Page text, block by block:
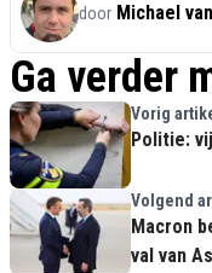
door Michael
Ga verder
Vorig
Politie:
Volgend
Macron
val van